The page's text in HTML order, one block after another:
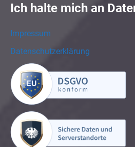
Ich halte mich an
Impressum
Datenschutzerklärung